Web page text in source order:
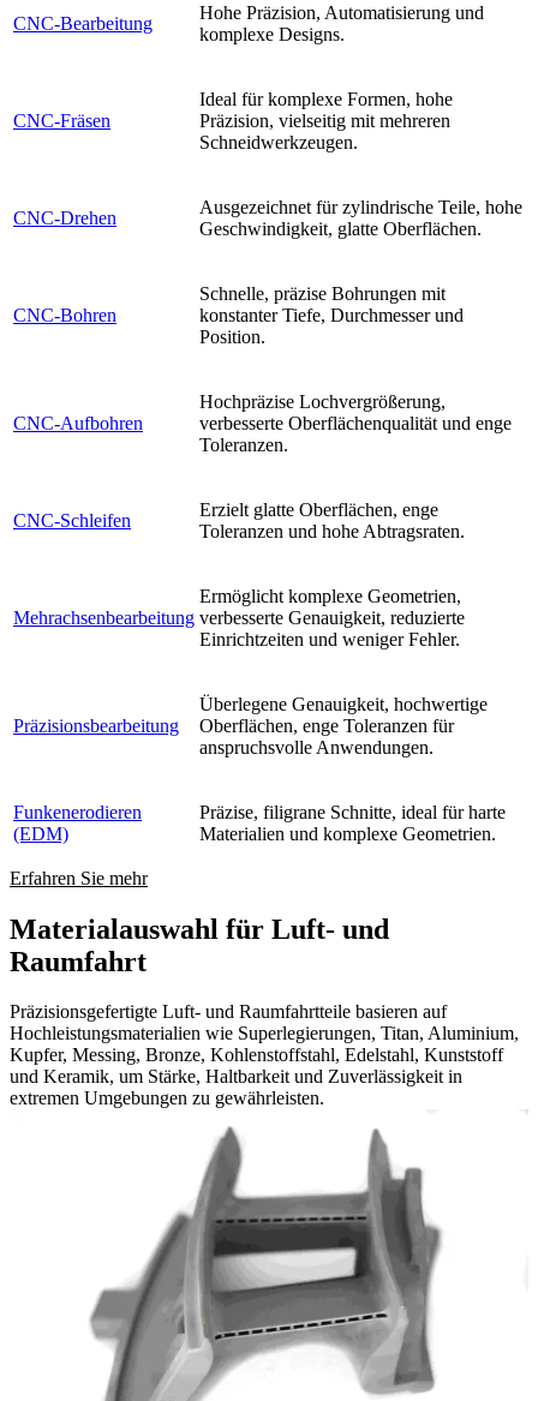
CNC-Bearbeitung
Hohe Präzision, Automatisierung und
komplexe Designs.
CNC-Fräsen
Ideal für komplexe Formen, hohe
Präzision, vielseitig mit mehreren
Schneidwerkzeugen.
CNC-Drehen
Ausgezeichnet für zylindrische Teile, hohe
Geschwindigkeit, glatte Oberflächen.
CNC-Bohren
Schnelle, präzise Bohrungen mit
konstanter Tiefe, Durchmesser und
Position.
CNC-Aufbohren
Hochpräzise Lochvergrößerung,
verbesserte Oberflächenqualität und enge
Toleranzen.
CNC-Schleifen
Erzielt glatte Oberflächen, enge
Toleranzen und hohe Abtragsraten.
Mehrachsenbearbeitung
Ermöglicht komplexe Geometrien,
verbesserte Genauigkeit, reduzierte
Einrichtzeiten und weniger Fehler.
Präzisionsbearbeitung
Überlegene Genauigkeit, hochwertige
Oberflächen, enge Toleranzen für
anspruchsvolle Anwendungen.
Funkenerodieren
(EDM)
Präzise, filigrane Schnitte, ideal für harte
Materialien und komplexe Geometrien.
Erfahren Sie mehr
Materialauswahl für Luft- und
Raumfahrt
Präzisionsgefertigte Luft- und Raumfahrtteile basieren auf
Hochleistungsmaterialien wie Superlegierungen, Titan, Aluminium,
Kupfer, Messing, Bronze, Kohlenstoffstahl, Edelstahl, Kunststoff
und Keramik, um Stärke, Haltbarkeit und Zuverlässigkeit in
extremen Umgebungen zu gewährleisten.